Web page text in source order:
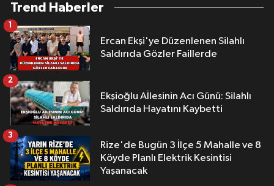
Trend Haberler
Ercan Ekşi'ye Düzenlenen Silahlı
Saldırıda Gözler Faillerde
1
Ekşioğlu Aİlesinin Acı Günü: Silahlı
Saldırıda Hayatını Kaybetti
2
Rize'de Bugün 3 İlçe 5 Mahalle ve 8
Köyde Planlı Elektrik Kesintisi
Yaşanacak
3